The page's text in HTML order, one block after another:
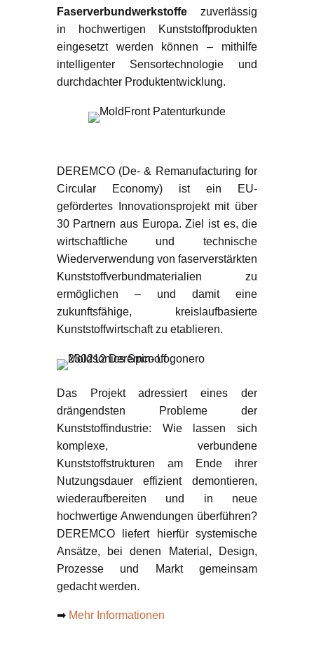
Faserverbundwerkstoffezuverlässig
in hochwertigen Kunststoffprodukten
eingesetzt werden können – mithilfe
intelligenter Sensortechnologie und
durchdachter Produktentwicklung.
DEREMCO (De- & Remanufacturing for
Circular Economy) ist ein EU-
gefördertes Innovationsprojekt mit über
30 Partnern aus Europa. Ziel ist es, die
wirtschaftliche und technische
Wiederverwendung von faserverstärkten
Kunststoffverbundmaterialien zu
ermöglichen – und damit eine
zukunftsfähige, kreislaufbasierte
Kunststoffwirtschaft zu etablieren.
Das Projekt adressiert eines der
drängendsten Probleme der
Kunststoffindustrie: Wie lassen sich
komplexe, verbundene
Kunststoffstrukturen am Ende ihrer
Nutzungsdauer effizient demontieren,
wiederaufbereiten und in neue
hochwertige Anwendungen überführen?
DEREMCO liefert hierfür systemische
Ansätze, bei denen Material, Design,
Prozesse und Markt gemeinsam
gedacht werden.
➡ Mehr Informationen